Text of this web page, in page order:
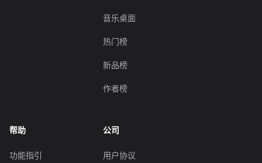
音乐桌面
热门榜
新品榜
作者榜
帮助
功能指引
公司
用户协议